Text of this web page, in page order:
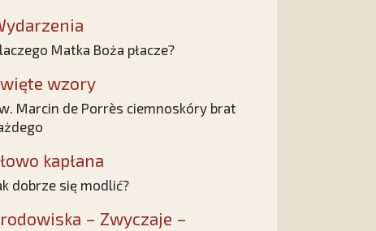
Matka Boża płacze?
wzory
Marcin de Porrès ciemnoskóry brat
kapłana
dobrze się modlić?
– Zwyczaje –